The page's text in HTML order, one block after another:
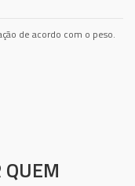
de acordo com o peso.
QUEM